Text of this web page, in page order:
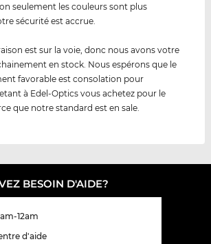
seulement les couleurs sont plus
sécurité est accrue.
est sur la voie, donc nous avons votre
en stock. Nous espérons que le
favorable est consolation pour
à Edel-Optics vous achetez pour le
que notre standard est en sale.
BESOIN D'AIDE?
12am
d'aide